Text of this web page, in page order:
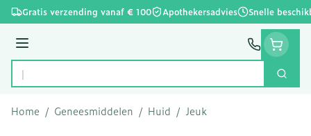
Ga naar de inhoud
Gratis verzending vanaf € 100 Apothekersadvies Snelle
Menu
Product, merk, categorie...
Zoek
Home / Geneesmiddelen / Huid / Jeuk